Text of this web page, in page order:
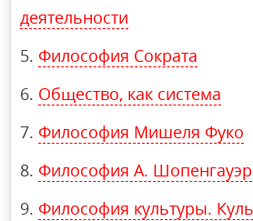
деятельности
Философия Сократа
Общество, как система
Философия Мишеля Фуко
Философия А.
Философия культуры.